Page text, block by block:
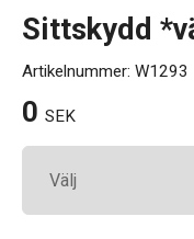
Sittskydd
Artikelnummer: W1293
0 SEK